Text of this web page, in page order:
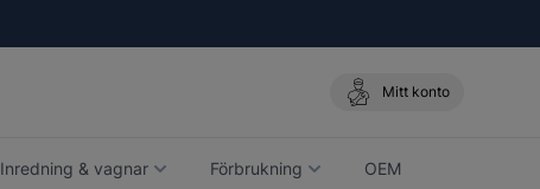
Mitt konto
Inredning & vagnar Förbrukning OEM